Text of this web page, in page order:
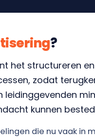
?
het structureren
zodat
leidinggevenden
kunnen
die nu vaak in